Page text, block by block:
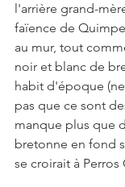
l'arrière grand-
faïence de
au mur, tout
noir et blanc de
habit d'époque
pas que ce sont
manque plus que
bretonne en fond
se croirait à Perros